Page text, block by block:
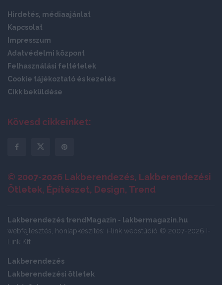
Hirdetés, médiaajánlat
Kapcsolat
Impresszum
Adatvédelmi központ
Felhasználási feltételek
Cookie tájékoztató és kezelés
Cikk beküldése
Kövesd cikkeinket:
© 2007-2026 Lakberendezés, Lakberendezési
Ötletek, Építészet, Design, Trend
Lakberendezés trendMagazin - lakbermagazin.hu
webfejlesztés, honlapkészítés: i-link webstúdió © 2007-2026 I-
Link Kft
Lakberendezés
Lakberendezési ötletek